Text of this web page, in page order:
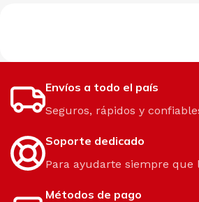
Envíos a todo el país
Seguros, rápidos y
Soporte dedicado
Para ayudarte siempre que
Métodos de pago